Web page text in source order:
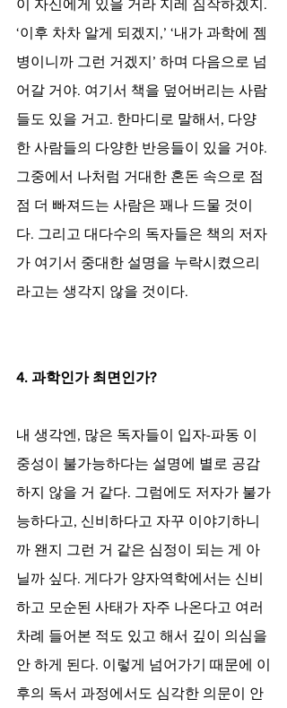
이 자신에게 있을 거라 지레 짐작하겠지.
‘이후 차차 알게 되겠지,’ ‘내가 과학에 젬
병이니까 그런 거겠지’ 하며 다음으로 넘
어갈 거야. 여기서 책을 덮어버리는 사람
들도 있을 거고. 한마디로 말해서, 다양
한 사람들의 다양한 반응들이 있을 거야.
그중에서 나처럼 거대한 혼돈 속으로 점
점 더 빠져드는 사람은 꽤나 드물 것이
다. 그리고 대다수의 독자들은 책의 저자
가 여기서 중대한 설명을 누락시켰으리
라고는 생각지 않을 것이다.
4. 과학인가 최면인가?
내 생각엔, 많은 독자들이 입자-파동 이
중성이 불가능하다는 설명에 별로 공감
하지 않을 거 같다. 그럼에도 저자가 불가
능하다고, 신비하다고 자꾸 이야기하니
까 왠지 그런 거 같은 심정이 되는 게 아
닐까 싶다. 게다가 양자역학에서는 신비
하고 모순된 사태가 자주 나온다고 여러
차례 들어본 적도 있고 해서 깊이 의심을
안 하게 된다. 이렇게 넘어가기 때문에 이
후의 독서 과정에서도 심각한 의문이 안